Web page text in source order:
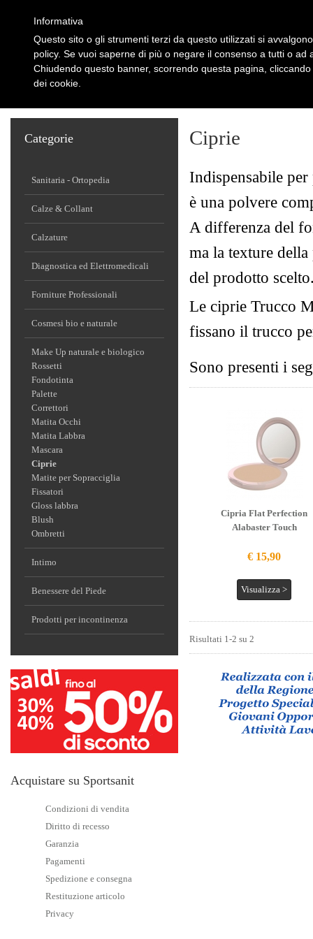
Categorie
Sanitaria - Ortopedia
Calze & Collant
Calzature
Diagnostica ed Elettromedicali
Forniture Professionali
Cosmesi bio e naturale
Make Up naturale e biologico
Rossetti
Fondotinta
Palette
Correttori
Matita Occhi
Matita Labbra
Mascara
Ciprie
Matite per Sopracciglia
Fissatori
Gloss labbra
Blush
Ombretti
Intimo
Benessere del Piede
Prodotti per incontinenza
Acquistare su Sportsanit
Condizioni di vendita
Diritto di recesso
Garanzia
Pagamenti
Spedizione e consegna
Restituzione articolo
Privacy
Ciprie
Indispensabile
è una polvere
A differenza del
ma la texture
del prodotto
Le ciprie Trucco
fissano il trucco
Sono presenti i
Cipria Flat Perfection
Alabaster Touch
€ 15,90
Visualizza >
Risultati 1-2 su 2
Informativa
Questo sito o gli strumenti terzi da questo utilizzati si
policy. Se vuoi saperne di più o negare il consenso a tutti o
Chiudendo questo banner, scorrendo questa pagina,
dei cookie.